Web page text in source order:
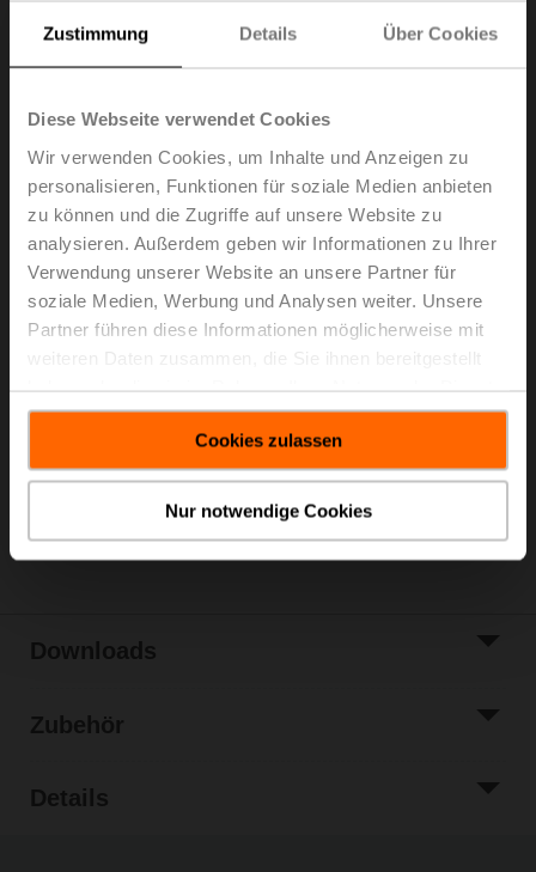
Zustimmung Details Über Cookies
Diese Webseite verwendet Cookies
Wir verwenden Cookies, um Inhalte und Anzeigen zu
personalisieren, Funktionen für soziale Medien anbieten
zu können und die Zugriffe auf unsere Website zu
analysieren. Außerdem geben wir Informationen zu Ihrer
Verwendung unserer Website an unsere Partner für
soziale Medien, Werbung und Analysen weiter. Unsere
Partner führen diese Informationen möglicherweise mit
gesammelt haben.
Cookies zulassen
Nur notwendige Cookies
NF24A-MOD
Drehantrieb mit Notstellfunktion, 10 Nm, AC/DC 24 V,
BACnet MS/TP, Modbus RTU, MP-Bus, 2...10 V, 150 s
(40...150 s), IP54
hinzufügen
Downloads
Zubehör
Details